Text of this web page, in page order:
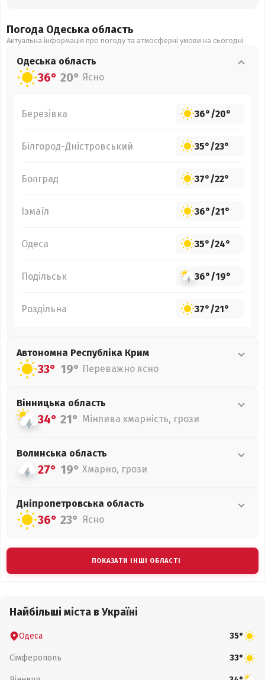
Погода Одеська область
Актуальна інформація про погоду та атмосферні умови на сьогодні
Одеська область
36° 20° Ясно
Березівка 36°/20°
Білгород-Дністровський 35°/23°
Болград 37°/22°
Ізмаїл 36°/21°
Одеса 35°/24°
Подільськ 36°/19°
Роздільна 37°/21°
Автономна Республіка Крим
33° 19° Переважно ясно
Вінницька область
34° 21° Мінлива хмарність, грози
Волинська область
27° 19° Хмарно, грози
Дніпропетровська область
36° 23° Ясно
ПОКАЗАТИ ІНШІ ОБЛАСТІ
Найбільші міста в Україні
Одеса 35°
Сімферополь 33°